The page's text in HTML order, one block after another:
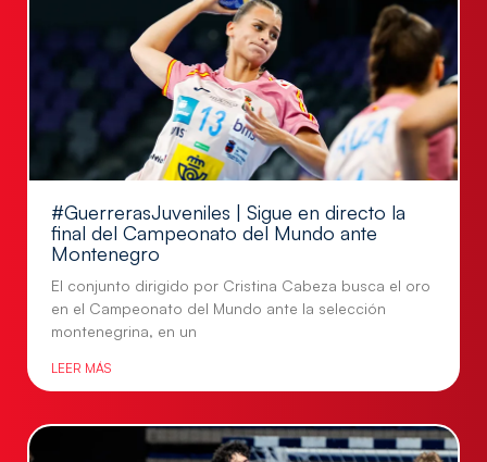
#GuerrerasJuveniles | Sigue en directo la
final del Campeonato del Mundo ante
Montenegro
El conjunto dirigido por Cristina Cabeza busca el oro
en el Campeonato del Mundo ante la selección
montenegrina, en un
LEER MÁS